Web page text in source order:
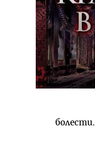
болести.